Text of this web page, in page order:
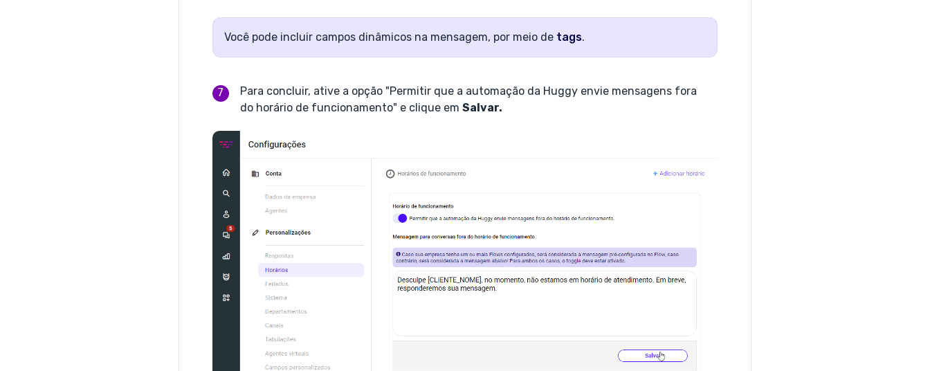
Você pode incluir campos dinâmicos na mensagem, por meio de tags.
Para concluir, ative a opção "Permitir que a automação da Huggy envie mensagens fora
do horário de funcionamento" e clique em Salvar.